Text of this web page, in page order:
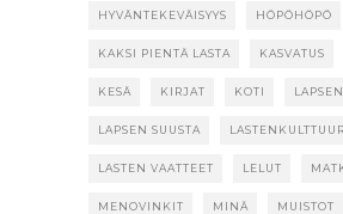
HYVÄNTEKEVÄISYYS HÖPÖHÖPÖ
KAKSI PIENTÄ LASTA KASVATUS
KESÄ KIRJAT KOTI
LAPSEN SUUSTA
LASTEN VAATTEET LELUT
MENOVINKIT MINÄ MUISTOT